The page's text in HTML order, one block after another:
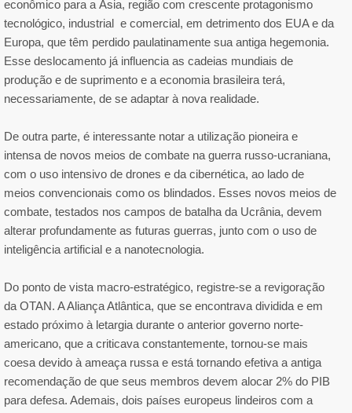
econômico para a Ásia, região com crescente protagonismo
tecnológico, industrial e comercial, em detrimento dos EUA e da
Europa, que têm perdido paulatinamente sua antiga hegemonia.
Esse deslocamento já influencia as cadeias mundiais de
produção e de suprimento e a economia brasileira terá,
necessariamente, de se adaptar à nova realidade.
De outra parte, é interessante notar a utilização pioneira e
intensa de novos meios de combate na guerra russo-ucraniana,
com o uso intensivo de drones e da cibernética, ao lado de
meios convencionais como os blindados. Esses novos meios de
combate, testados nos campos de batalha da Ucrânia, devem
alterar profundamente as futuras guerras, junto com o uso de
inteligência artificial e a nanotecnologia.
Do ponto de vista macro-estratégico, registre-se a revigoração
da OTAN. A Aliança Atlântica, que se encontrava dividida e em
estado próximo à letargia durante o anterior governo norte-
americano, que a criticava constantemente, tornou-se mais
coesa devido à ameaça russa e está tornando efetiva a antiga
recomendação de que seus membros devem alocar 2% do PIB
para defesa. Ademais, dois países europeus lindeiros com a